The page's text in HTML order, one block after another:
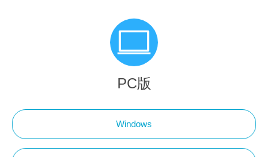
PC版
Windows